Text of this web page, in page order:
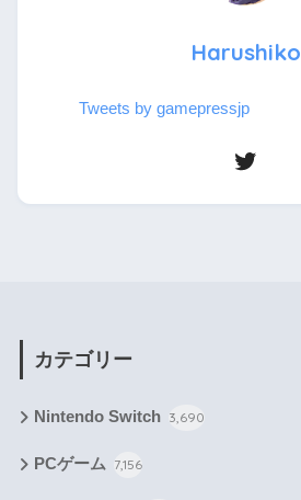
Harushiko
Tweets by gamepressjp
カテゴリー
Nintendo Switch 3,690
PCゲーム 7,156